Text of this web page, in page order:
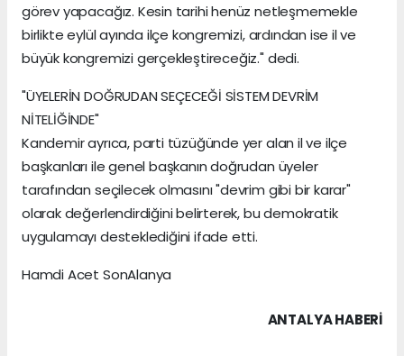
görev yapacağız. Kesin tarihi henüz netleşmemekle
birlikte eylül ayında ilçe kongremizi, ardından ise il ve
büyük kongremizi gerçekleştireceğiz." dedi.
"ÜYELERİN DOĞRUDAN SEÇECEĞİ SİSTEM DEVRİM
NİTELİĞİNDE"
Kandemir ayrıca, parti tüzüğünde yer alan il ve ilçe
başkanları ile genel başkanın doğrudan üyeler
tarafından seçilecek olmasını "devrim gibi bir karar"
olarak değerlendirdiğini belirterek, bu demokratik
uygulamayı desteklediğini ifade etti.
Hamdi Acet SonAlanya
ANTALYA HABERİ